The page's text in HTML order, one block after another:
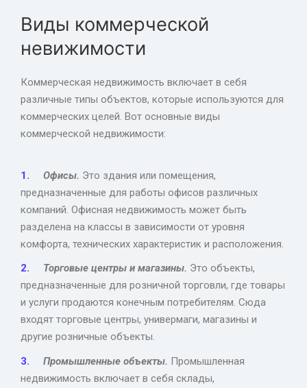
Виды коммерческой
невижимости
Коммерческая недвижимость включает в себя
различные типы объектов, которые используются для
коммерческих целей. Вот основные виды
коммерческой недвижимости:
Офисы. Это здания или помещения,
предназначенные для работы офисов различных
компаний. Офисная недвижимость может быть
разделена на классы в зависимости от уровня
комфорта, технических характеристик и расположения.
Торговые центры и магазины. Это объекты,
предназначенные для розничной торговли, где товары
и услуги продаются конечным потребителям. Сюда
входят торговые центры, универмаги, магазины и
другие розничные объекты.
Промышленные объекты. Промышленная
недвижимость включает в себя склады,